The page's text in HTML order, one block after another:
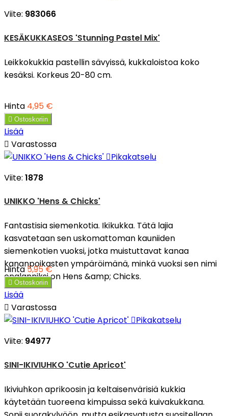
Viite: 983066
KESÄKUKKASEOS 'Stunning Pastel Mix'
Leikkokukkia pastellin sävyissä, kukkaloistoa koko
kesäksi. Korkeus 20-80 cm.
Hinta 4,95 €
 Ostoskoriin
Lisää
 Varastossa
Pikakatselu
Viite: 1878
UNIKKO 'Hens & Chicks'
Fantastisia siemenkotia. Ikikukka. Tätä lajia
kasvatetaan sen uskomattoman kauniiden
siemenkotien vuoksi, jotka muistuttavat kanaa
kananpoikasten ympäröimänä, minkä vuoksi sen nimi
englanniksi on Hens &amp; Chicks.
Hinta 5,95 €
 Ostoskoriin
Lisää
 Varastossa
Pikakatselu
Viite: 94977
SINI-IKIVIUHKO 'Cutie Apricot'
Ikiviuhkon aprikoosin ja keltaisenvärisiä kukkia
käytetään tuoreena kimpuissa sekä kuivakukkana.